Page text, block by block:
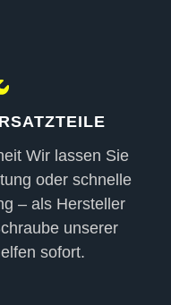
Wir lassen Sie
oder schnelle
– als Hersteller
unserer
sofort.